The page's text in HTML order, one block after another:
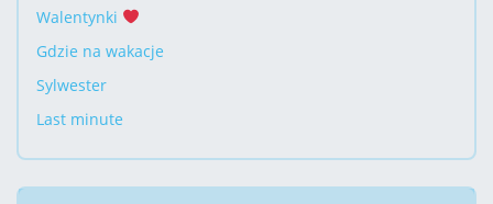
Walentynki
Gdzie na wakacje
Sylwester
Last minute